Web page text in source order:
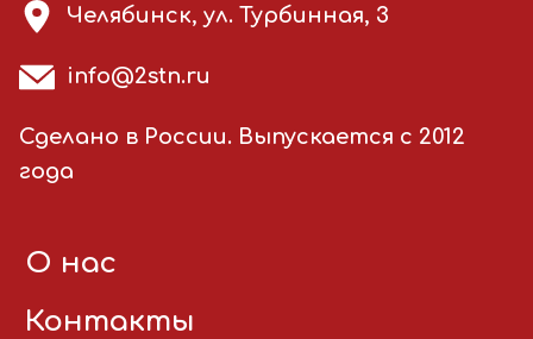
Челябинск, ул. Турбинная, 3
info@2stn.ru
Сделано в России. Выпускается с 2012
года
О нас
Контакты